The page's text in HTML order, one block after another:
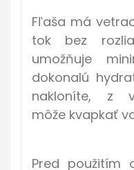
Fľaša má
tok bez
umožňuje
dokonalú
nakloníte, z
môže kvapkať
Pred použitím